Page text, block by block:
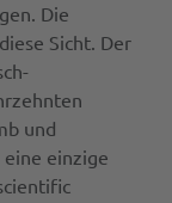
Die
Sicht. Der
und
eine einzige